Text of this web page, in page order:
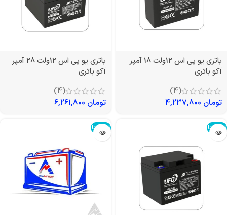
باتری یو پی اس 12ولت 18 آمپر –
آکو باتری
(4)
تومان
باتری یو پی اس 12ولت 28 آمپر –
آکو باتری
(4)
تومان
تمام شد! تمام شد!